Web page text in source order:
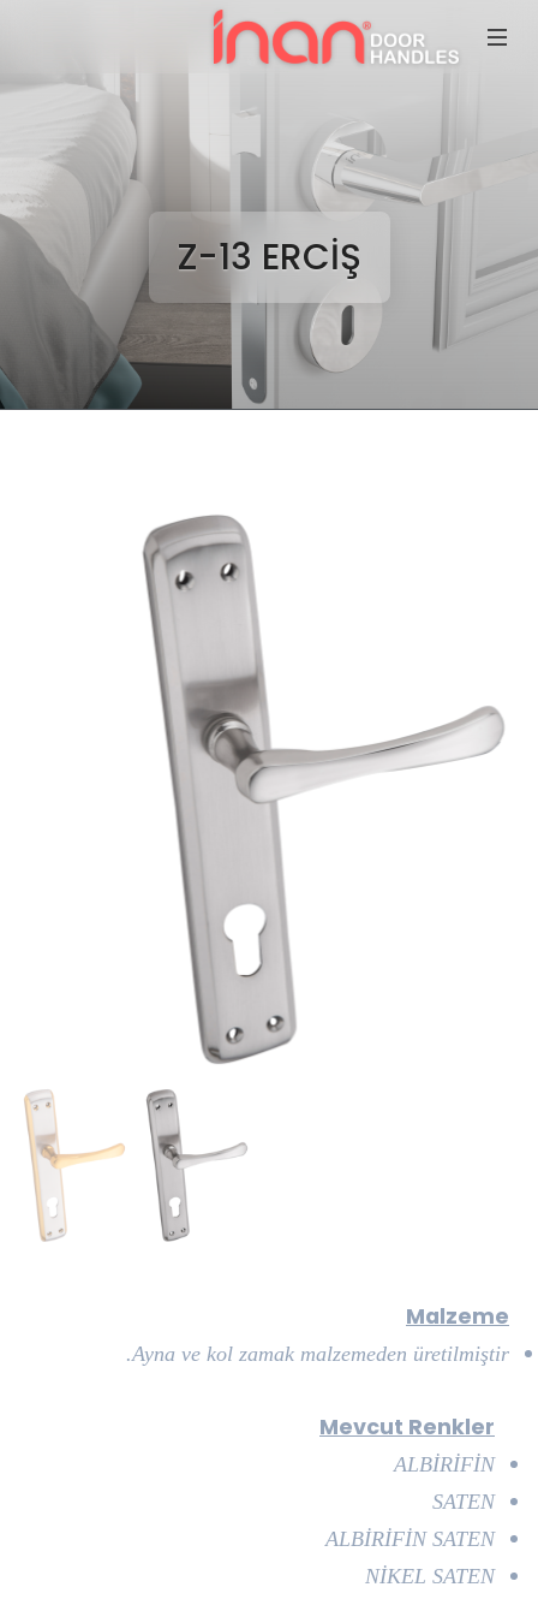
Z-13 ERCİŞ
Malzeme
Ayna ve kol zamak malzemeden üretilmiştir.
Mevcut Renkler
ALBİRİFİN
SATEN
ALBİRİFİN SATEN
NİKEL SATEN